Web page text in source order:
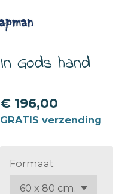
In Gods hand
€ 196,00
GRATIS verzending
Formaat